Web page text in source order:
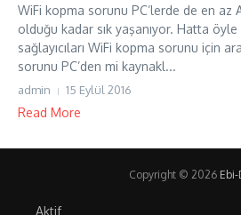
WiFi kopma sorunu PC’lerde de en az
olduğu kadar sık yaşanıyor. Hatta
sağlayıcıları WiFi kopma sorunu için
sorunu PC’den mi kaynakl...
admin 15 Eylül 2016
Read More
Copyright © 2026
Aktif